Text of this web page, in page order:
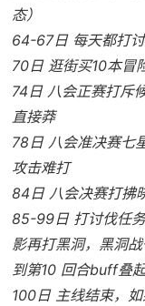
态）
64-67日 每天都打
70日 逛街买10本冒
74日 八会正赛打斥
直接莽
78日 八会准决赛七
攻击难打
84日 八会决赛打拂
85-99日 打讨伐任
影再打黑洞，黑洞
到第10 回合buff叠
100日 主线结束，